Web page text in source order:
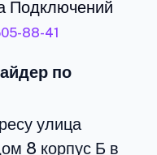
Подключений
88-41
по
улица
8 корпус Б в